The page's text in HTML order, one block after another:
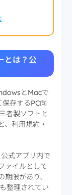
とは？公
とMacで
存するPC向
者製ソフトと
、利用規約・
式アプリ内で
ァイルとして
限があり、
整理されてい